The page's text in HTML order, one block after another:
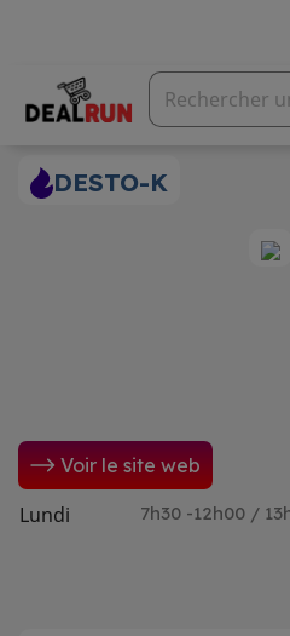
DESTO-K
Voir le site web
Lundi 7h30 -12h00 /